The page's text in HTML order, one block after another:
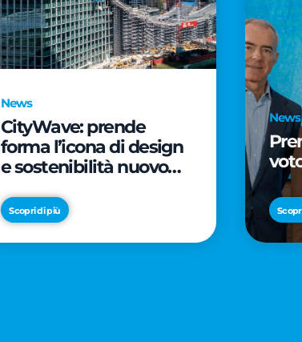
News
CityWave: prende
forma l’icona di design
e sostenibilità nuovo
Scopri di più
News